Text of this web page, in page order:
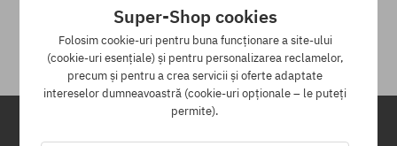
Pentru returnarea produsului ai la dispoziție 30 zile de la data
primirii.
Super-Shop cookies
Folosim cookie-uri pentru buna funcționare a site-ului
(cookie-uri esențiale) și pentru personalizarea reclamelor,
precum și pentru a crea servicii și oferte adaptate
intereselor dumneavoastră (cookie-uri opționale – le puteți
permite).